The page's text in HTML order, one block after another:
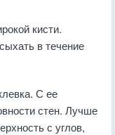
кисти.
в течение
С ее
стен. Лучше
с углов,